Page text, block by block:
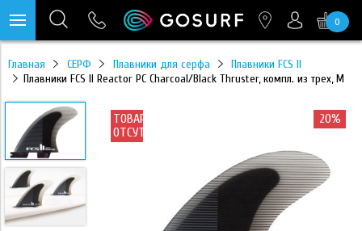
0
Главная СЕРФ Плавники для серфа
Плавники FCS II
Плавники FCS II Reactor PC Charcoal/Black Thruster, компл. из трех, M
20%
ТОВАР
ОТСУТСТВУЕТ
https://mc.yandex.ru/pixel/28467905289433451?rnd=%aw_random%